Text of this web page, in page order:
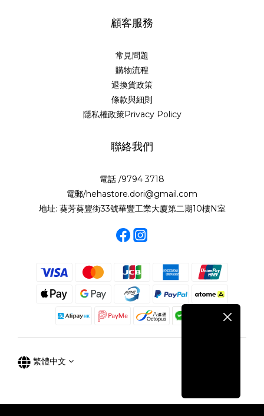
顧客服務
常見問題
購物流程
退換貨政策
條款與細則
隱私權政策Privacy Policy
聯絡我們
電話 /9794 3718
電郵/hehastore.dori@gmail.com
地址: 葵芳葵豐街33號華豐工業大廈第二期10樓N室
繁體中文